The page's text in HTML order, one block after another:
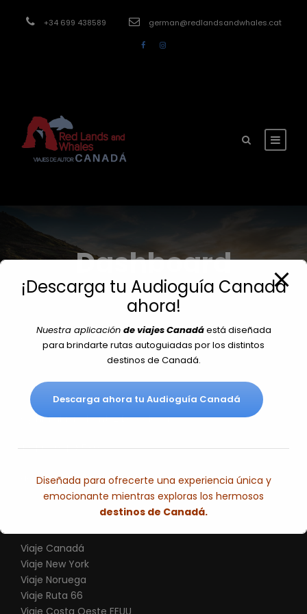
+34 699 438589 german@redlandsandwhales.cat
Dashboard
Concierta una cita (para una mejor dedicación
personalizada a los clientes trabajamos con citas
C/ Nil Fabra,34 entl.2 Barcelona
+34 699 438589
german@redlandsandwhales.cat
Viaje Canadá
Viaje New York
Viaje Noruega
Viaje Ruta 66
Viaje Costa Oeste EEUU
¡Descarga tu Audioguía Canadá
ahora!
Nuestra aplicación de viajes Canadáestá diseñada
para brindarte rutas autoguiadas por los distintos
destinos de Canadá.
Descarga ahora tu Audioguía Canadá
Diseñada para ofrecerte una experiencia única y
emocionante mientras exploras los hermosos
destinos de Canadá.
Esto se cerrará en